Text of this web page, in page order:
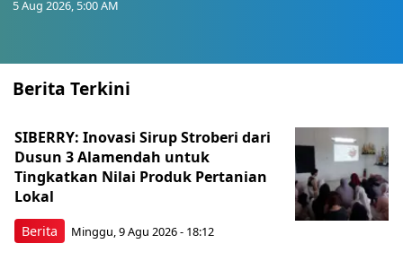
5 Aug 2026, 5:00 AM
Berita Terkini
Berita
SIBERRY: Inovasi Sirup Stroberi dari
Dusun 3 Alamendah untuk
Tingkatkan Nilai Produk Pertanian
Lokal
Minggu, 9 Agu 2026 - 18:12